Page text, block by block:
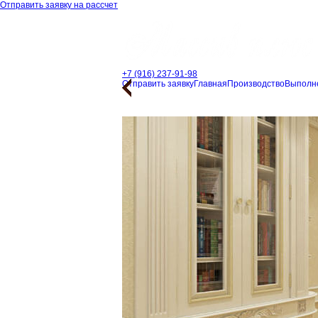
Отправить заявку на рассчет
+7 (916) 237-91-98
Отправить заявкуГлавная Производство